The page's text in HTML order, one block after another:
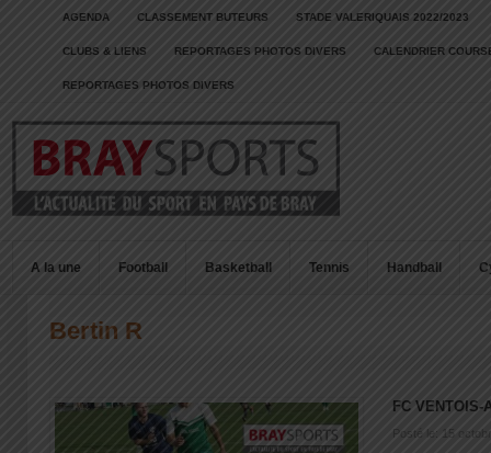
AGENDA CLASSEMENT BUTEURS STADE VALERIQUAIS 2022/2023
CLUBS & LIENS REPORTAGES PHOTOS DIVERS CALENDRIER
REPORTAGES PHOTOS DIVERS
A la une Football Basketball Tennis Handball
Bertin R
FC VENTOIS-
Posté le: 15